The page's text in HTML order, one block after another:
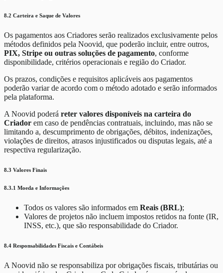
8.2 Carteira e Saque de Valores
Os pagamentos aos Criadores serão realizados exclusivamente pelos
métodos definidos pela Noovid, que poderão incluir, entre outros,
PIX, Stripe ou outras soluções de pagamento, conforme
disponibilidade, critérios operacionais e região do Criador.
Os prazos, condições e requisitos aplicáveis aos pagamentos
poderão variar de acordo com o método adotado e serão informados
pela plataforma.
A Noovid poderá reter valores disponíveis na carteira do
Criador em caso de pendências contratuais, incluindo, mas não se
limitando a, descumprimento de obrigações, débitos, indenizações,
violações de direitos, atrasos injustificados ou disputas legais, até a
respectiva regularização.
8.3 Valores Finais
8.3.1 Moeda e Informações
Todos os valores são informados em Reais (BRL);
Valores de projetos não incluem impostos retidos na fonte (IR,
INSS, etc.), que são responsabilidade do Criador.
8.4 Responsabilidades Fiscais e Contábeis
A Noovid não se responsabiliza por obrigações fiscais, tributárias ou